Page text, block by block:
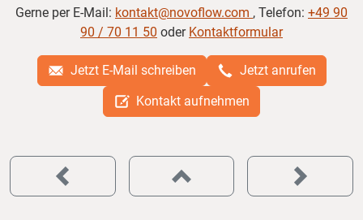
Gerne per E-Mail: kontakt@novoflow.com , Telefon: +49 90
90 / 70 11 50 oder Kontaktformular
Jetzt E-Mail schreiben
Jetzt anrufen
Kontakt aufnehmen